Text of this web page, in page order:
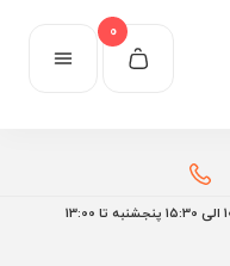
0